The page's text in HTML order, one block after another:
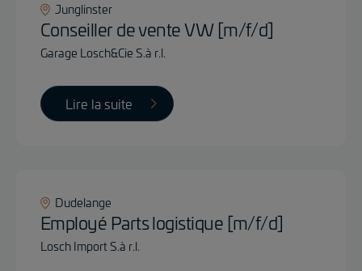
Junglinster
Conseiller de vente VW [m/f/d]
Garage Losch&Cie S.à r.l.
Lire la suite
Dudelange
Employé Parts logistique [m/f/d]
Losch Import S.à r.l.